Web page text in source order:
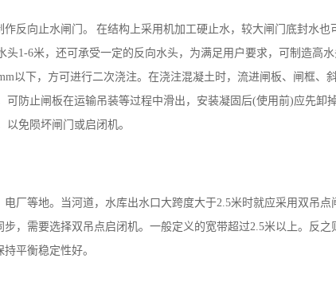
反向止水闸门。 在结构上采用机加工硬止水，较大闸门底封水也
1-6米，还可承受一定的反向水头，为满足用户要求，可制造高
以下，方可进行二次浇注。在浇注混凝土时，流进闸板、闸框、
防止闸板在运输吊装等过程中滑出，安装凝固后(使用前)应先卸
免陨坏闸门或启闭机。
厂等地。当河道，水库出水口大跨度大于2.5米时就应采用双吊
，需要选择双吊点启闭机。一般定义的宽带超过2.5米以上。反之
平衡稳定性好。
陕西铸铁闸门案例